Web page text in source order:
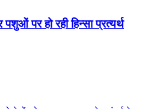
पर हो रही हिन्सा प्रत्यर्थ